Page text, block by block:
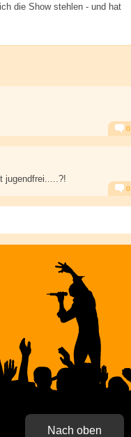
die Show stehlen - und hat
Alarm Antworten
0
jugendfrei.....?!
Alarm Antworten
0
Speichern
Nach oben